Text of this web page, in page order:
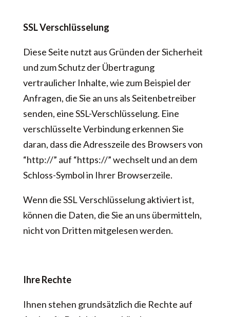
SSL Verschlüsselung
Diese Seite nutzt aus Gründen der Sicherheit
und zum Schutz der Übertragung
vertraulicher Inhalte, wie zum Beispiel der
Anfragen, die Sie an uns als Seitenbetreiber
senden, eine SSL-Verschlüsselung. Eine
verschlüsselte Verbindung erkennen Sie
daran, dass die Adresszeile des Browsers von
“http://” auf “https://” wechselt und an dem
Schloss-Symbol in Ihrer Browserzeile.
Wenn die SSL Verschlüsselung aktiviert ist,
können die Daten, die Sie an uns übermitteln,
nicht von Dritten mitgelesen werden.
Ihre Rechte
Ihnen stehen grundsätzlich die Rechte auf